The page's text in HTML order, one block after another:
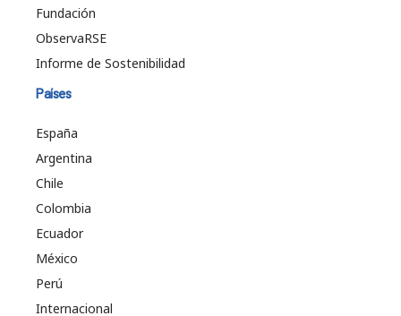
Fundación
ObservaRSE
Informe de Sostenibilidad
Países
España
Argentina
Chile
Colombia
Ecuador
México
Perú
Internacional